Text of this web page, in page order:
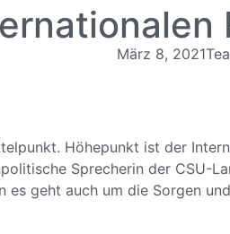
März 8, 2021
Höhepunkt ist der
Sprecherin der CSU-
geht auch um die Sorgen